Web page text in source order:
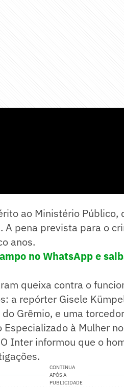
de R$450 na vitória do
ao Ministério Público,
A pena prevista para o
anos.
no WhatsApp e
queixa contra o
a repórter Gisele
Grêmio, e uma
à Mulher
Inter informou que o
CONTINUA
APÓS A
PUBLICIDADE